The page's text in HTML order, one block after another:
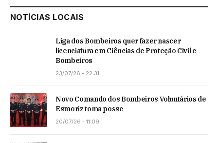
NOTÍCIAS LOCAIS
Liga dos Bombeiros quer fazer nascer
licenciatura em Ciências de Proteção Civil e
Bombeiros
23/07/26 - 22:31
Novo Comando dos Bombeiros Voluntários de
Esmoriz toma posse
20/07/26 - 11:09